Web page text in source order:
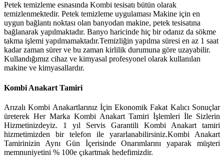
Petek temizleme esnasında Kombi tesisatı bütün olarak
temizlenmektedir. Petek temizleme uygulaması Makine için en
uygun bağlantı noktası olan banyodan makine, petek tesisatına
bağlanarak yapılmaktadır. Banyo haricinde hiç bir odanız da sökme
takma işlemi yapılmamaktadır.Temizliğin yapılma süresi en az 1 saat
kadar zaman sürer ve bu zaman kirlilik durumuna göre uzayabilir.
Kullandığımız cihaz ve kimyasal profesyonel olarak kullanılan
makine ve kimyasallardır.
Kombi Anakart Tamiri
Arızalı Kombi Anakartlarınız İçin Ekonomik Fakat Kalıcı Sonuçlar
üreterek Her Marka Kombi Anakart Tamiri İşlemleri İle Sizlerin
Hizmetinizdeyiz. 1 yıl Servis Garantili Kombi Anakart tamiri
hizmetimizden bir telefon ile yararlanabilirsiniz.Kombi Anakart
Tamirinizin Aynı Gün İçerisinde Onarımlarını yaparak müşteri
memnuniyetini % 100e çıkartmak hedefimizdir.